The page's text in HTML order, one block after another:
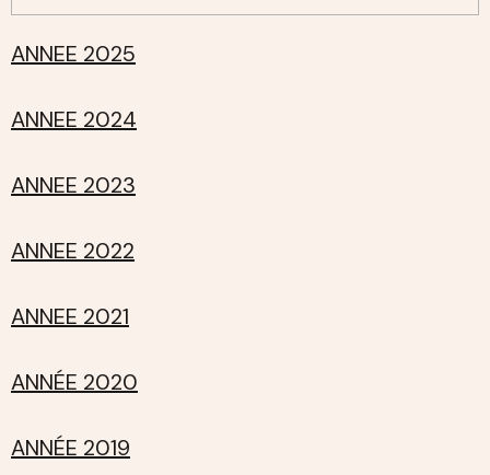
ANNEE 2025
ANNEE 2024
ANNEE 2023
ANNEE 2022
ANNEE 2021
ANNÉE 2020
ANNÉE 2019